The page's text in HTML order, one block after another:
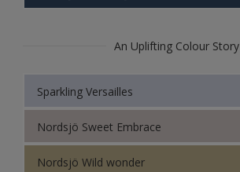
An Uplifting Colour Story
Sparkling Versailles
Nordsjö Sweet Embrace
Nordsjö Wild wonder